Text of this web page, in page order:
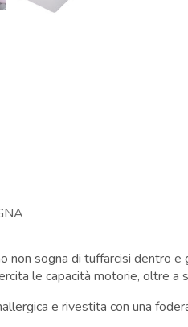
non sogna di tuffarcisi dentro
le capacità motorie, oltre a
e rivestita con una